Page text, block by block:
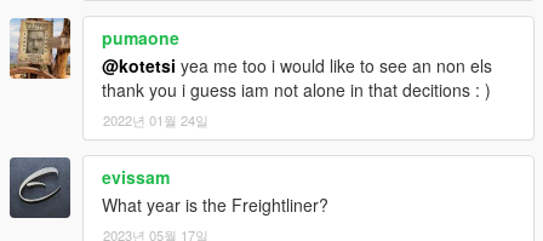
pumaone
@kotetsi yea me too i would like to see an non els
thank you i guess iam not alone in that decitions : )
2022년 01월 24일
evissam
What year is the Freightliner?
2023년 05월 17일